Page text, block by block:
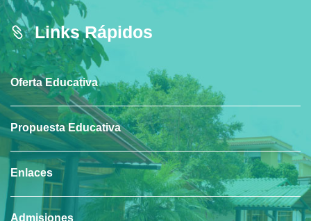
Links Rápidos
Oferta Educativa
Propuesta Educativa
Enlaces
Admisiones